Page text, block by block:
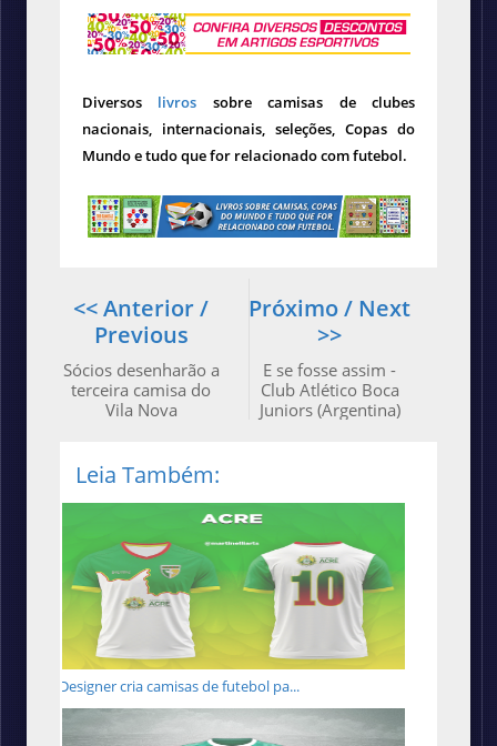
Diversos livros sobre camisas de clubes
nacionais, internacionais, seleções, Copas do
Mundo e tudo que for relacionado com futebol.
Próximo / Next
>>
E se fosse assim -
Club Atlético Boca
Juniors (Argentina)
<< Anterior /
Previous
Sócios desenharão a
terceira camisa do
Vila Nova
Leia Também:
Designer cria camisas de futebol pa...